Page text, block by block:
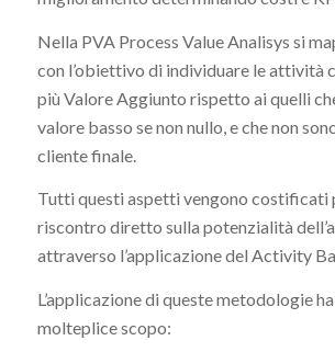
Nella PVA Process Value Analisys si
con l’obiettivo di individuare le attività
più Valore Aggiunto rispetto ai quelli
valore basso se non nullo, e che non
cliente finale.
Tutti questi aspetti vengono costificati
riscontro diretto sulla potenzialità
attraverso l’applicazione del Activity
L’applicazione di queste metodologie
molteplice scopo: